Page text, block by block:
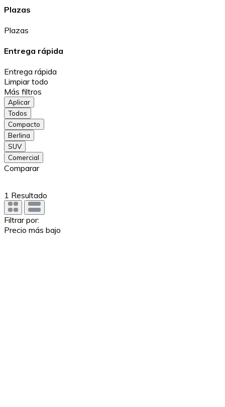
Plazas
Plazas
Entrega rápida
Entrega rápida
Limpiar todo
Más filtros
Aplicar
Todos
Compacto
Berlina
SUV
Comercial
Comparar
1 Resultado
Filtrar por:
Precio más bajo